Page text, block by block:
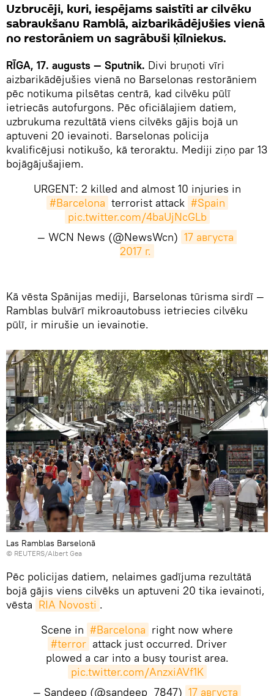
Uzbrucēji, kuri, iespējams saistīti ar cilvēku
sabraukšanu Ramblā, aizbarikādējušies vienā
no restorāniem un sagrābuši ķīlniekus.
RĪGA, 17. augusts — Sputnik. Divi bruņoti vīri
aizbarikādējušies vienā no Barselonas restorāniem
pēc notikuma pilsētas centrā, kad cilvēku pūlī
ietriecās autofurgons. Pēc oficiālajiem datiem,
uzbrukuma rezultātā viens cilvēks gājis bojā un
aptuveni 20 ievainoti. Barselonas policija
kvalificējusi notikušo, kā teroraktu. Mediji ziņo par 13
bojāgājušajiem.
URGENT: 2 killed and almost 10 injuries in
#Barcelona terrorist attack #Spain
pic.twitter.com/4baUjNcGLb
— WCN News (@NewsWcn) 17 августа
2017 г.
Kā vēsta Spānijas mediji, Barselonas tūrisma sirdī —
Ramblas bulvārī mikroautobuss ietriecies cilvēku
pūlī, ir mirušie un ievainotie.
Las Ramblas Barselonā
© REUTERS/Albert Gea
Pēc policijas datiem, nelaimes gadījuma rezultātā
bojā gājis viens cilvēks un aptuveni 20 tika ievainoti,
vēsta RIA Novosti .
Scene in #Barcelona right now where
#terror attack just occurred. Driver
plowed a car into a busy tourist area.
pic.twitter.com/AnzxiAVf1K
— Sandeep (@sandeep_7847) 17 августа